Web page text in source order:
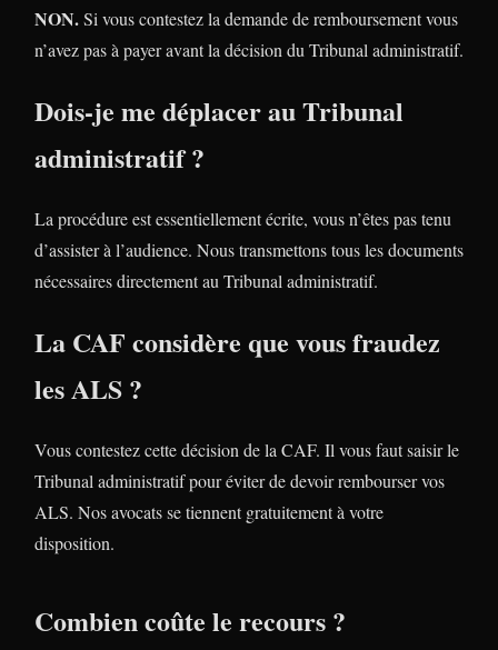
NON.Si vous contestez la demande de remboursement vous
n’avez pas à payer avant la décision du Tribunal administratif.
Dois-je me déplacer au Tribunal
administratif ?
La procédure est essentiellement écrite, vous n’êtes pas tenu
d’assister à l’audience. Nous transmettons tous les documents
nécessaires directement au Tribunal administratif.
La CAF considère que vous fraudez
les ALS ?
Vous contestez cette décision de la CAF. Il vous faut saisir le
Tribunal administratif pour éviter de devoir rembourser vos
ALS. Nos avocats se tiennent gratuitement à votre
disposition.
Combien coûte le recours ?